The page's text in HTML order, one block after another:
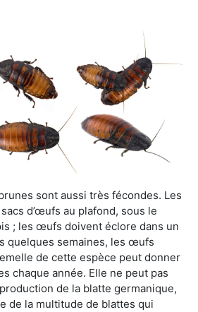
sont aussi très fécondes. Les
d’œufs au plafond, sous le
; les œufs doivent éclore dans un
quelques semaines, les œufs
de cette espèce peut donner
chaque année. Elle ne peut pas
de la blatte germanique,
de la multitude de blattes qui